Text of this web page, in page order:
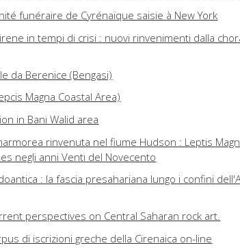
funéraire de Cyrénaïque saisie à New York
in tempi di crisi : nuovi rinvenimenti dalla
da Berenice (Bengasi)
Magna Coastal Area)
in Bani Walid area
rinvenuta nel fiume Hudson : Leptis
negli anni Venti del Novecento
: la fascia presahariana lungo i confini
perspectives on Central Saharan rock art.
di iscrizioni greche della Cirenaica on-line